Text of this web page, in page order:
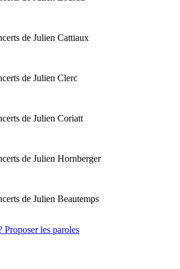
de Julien Cattiaux
de Julien Clerc
de Julien Coriatt
de Julien Hornberger
de Julien Beautemps
Proposer les paroles